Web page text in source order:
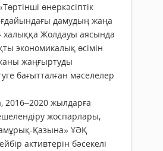
өнеркәсіптік
дамудың жаңа
халыққа Жолдауы аясында
экономикалық өсімін
жаңғыртуды
бағытталған мәселелер
2016–2020 жылдарға
жоспарлары,
Қазына» ҰӘҚ
активтерін бәсекелі